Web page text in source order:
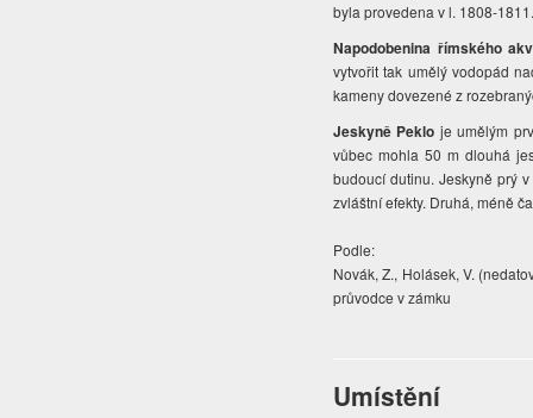
byla provedena v l. 1808-
Napodobenina římského
vytvořit tak umělý vodopád
kameny dovezené z
Jeskyně Peklo je umělým
vůbec mohla 50 m dlouhá
budoucí dutinu. Jeskyně prý
zvláštní efekty. Druhá, méně
Podle:
Novák, Z., Holásek, V.
průvodce v zámku
Umístění